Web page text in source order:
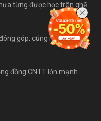
từng được học trên ghế
góp, cũng như bài viết
đồng CNTT lớn mạnh